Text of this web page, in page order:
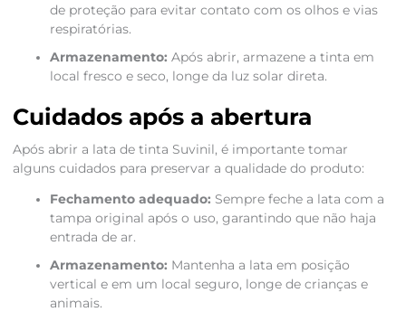
de proteção para evitar contato com os olhos e vias
respiratórias.
Armazenamento: Após abrir, armazene a tinta em
local fresco e seco, longe da luz solar direta.
Cuidados após a abertura
Após abrir a lata de tinta Suvinil, é importante tomar
alguns cuidados para preservar a qualidade do produto:
Fechamento adequado: Sempre feche a lata com a
tampa original após o uso, garantindo que não haja
entrada de ar.
Armazenamento: Mantenha a lata em posição
vertical e em um local seguro, longe de crianças e
animais.